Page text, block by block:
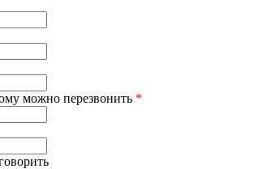
можно перезвонить *